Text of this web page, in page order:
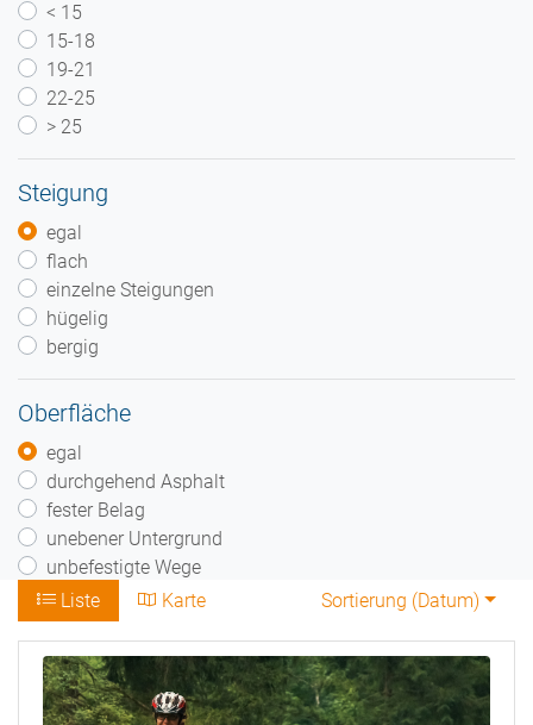
< 15
15-18
19-21
22-25
> 25
Steigung
egal
flach
einzelne Steigungen
hügelig
bergig
Oberfläche
egal
durchgehend Asphalt
fester Belag
unebener Untergrund
unbefestigte Wege
Liste
Karte Sortierung (Datum)